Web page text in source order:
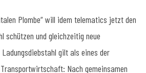
Plombe“ will idem telematics jetzt den
schützen und gleichzeitig neue
gilt als eines der
Nach gemeinsamen